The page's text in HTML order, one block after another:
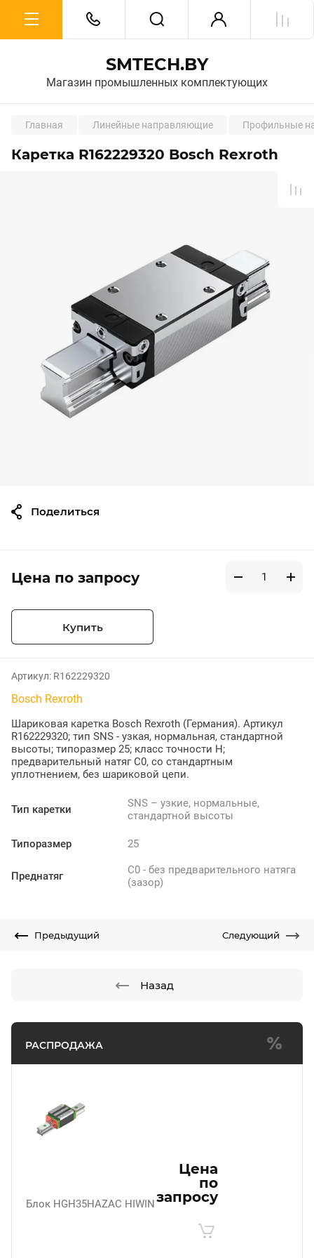
SMTECH.BY
Магазин промышленных комплектующих
РАСПРОДАЖА
Блок HGH35HAZAC HIWIN
Цена
по
запросу
Главная Линейные направляющие Профильные
Каретка R162229320 Bosch Rexroth
Цена по запросу
Купить
Артикул: R162229320
Bosch Rexroth
Шариковая каретка Bosch Rexroth (Германия). Артикул
R162229320; тип SNS - узкая, нормальная, стандартной
высоты; типоразмер 25; класс точности H;
предварительный натяг C0, со стандартным
уплотнением, без шариковой цепи.
Тип каретки
SNS – узкие, нормальные,
стандартной высоты
Типоразмер 25
Преднатяг
C0 - без предварительного натяга
(зазор)
Поделиться
Предыдущий Следующий
Назад